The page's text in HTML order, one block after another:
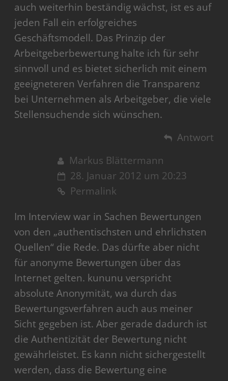
auch weiterhin beständig wächst, ist es auf
jeden Fall ein erfolgreiches
Geschäftsmodell. Das Prinzip der
Arbeitgeberbewertung halte ich für sehr
sinnvoll und es bietet sicherlich mit einem
geeigneteren Verfahren die Transparenz
bei Unternehmen als Arbeitgeber, die viele
Stellensuchende sich wünschen.
Antwort
Markus Blättermann
28. Januar 2012 um 20:23
Permalink
Im Interview war in Sachen Bewertungen
von den „authentischsten und ehrlichsten
Quellen“ die Rede. Das dürfte aber nicht
für anonyme Bewertungen über das
Internet gelten. kununu verspricht
absolute Anonymität, wa durch das
Bewertungsverfahren auch aus meiner
Sicht gegeben ist. Aber gerade dadurch ist
die Authentizität der Bewertung nicht
gewährleistet. Es kann nicht sichergestellt
werden, dass die Bewertung eine